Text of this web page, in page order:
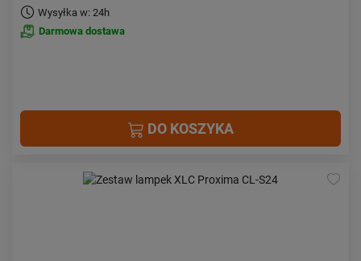
Wysyłka w: 24h
Darmowa dostawa
DO KOSZYKA